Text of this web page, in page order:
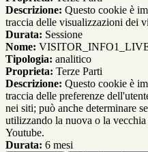
Descrizione: Questo cookie è
traccia delle visualizzazioni dei
Durata: Sessione
Nome:
Tipologia: analitico
Proprieta: Terze Parti
Descrizione: Questo cookie è
traccia delle preferenze
nei siti; può anche determinare
utilizzando la nuova o la
Youtube.
Durata: 6 mesi